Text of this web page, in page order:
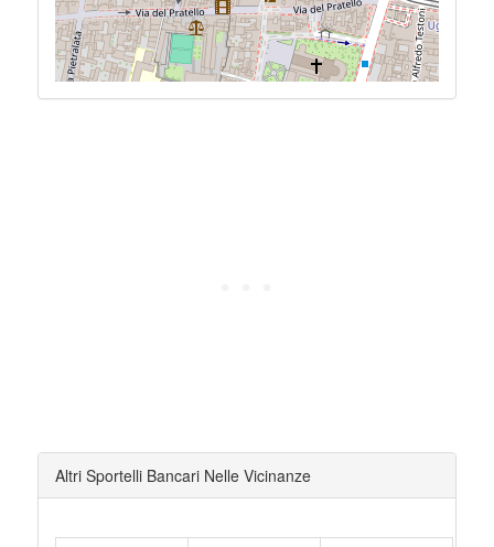
Altri Sportelli Bancari Nelle Vicinanze